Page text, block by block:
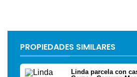
PROPIEDADES SIMILARES
Linda parcela con